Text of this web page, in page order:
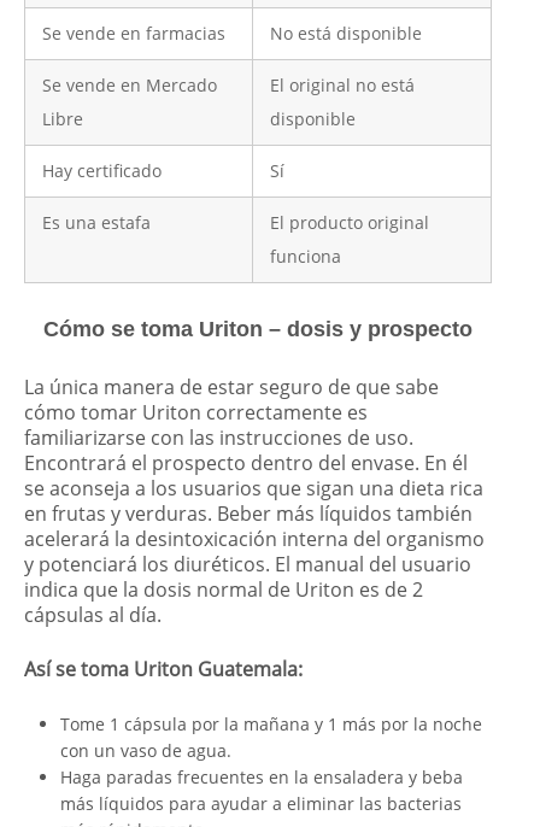
Se vende en farmacias No está disponible
Se vende en Mercado
Libre
El original no está
disponible
Hay certificado Sí
Es una estafa
El producto original
funciona
Cómo se toma Uriton – dosis y prospecto
La única manera de estar seguro de que sabe
cómo tomar Uriton correctamente es
familiarizarse con las instrucciones de uso.
Encontrará el prospecto dentro del envase. En él
se aconseja a los usuarios que sigan una dieta rica
en frutas y verduras. Beber más líquidos también
acelerará la desintoxicación interna del organismo
y potenciará los diuréticos. El manual del usuario
indica que la dosis normal de Uriton es de 2
cápsulas al día.
Así se toma Uriton Guatemala:
Tome 1 cápsula por la mañana y 1 más por la noche
con un vaso de agua.
Haga paradas frecuentes en la ensaladera y beba
más líquidos para ayudar a eliminar las bacterias